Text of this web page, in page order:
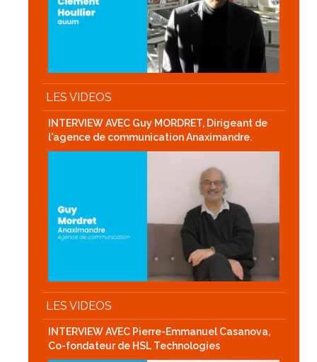
LES VIDEOS
INTERVIEW AVEC Guy MORDRET, Dirigeant de
l'agence de communication Anaximandre.
LES VIDEOS
INTERVIEW AVEC Pierre-Emmanuel Casanova,
Co-fondateur de HSL Technologies